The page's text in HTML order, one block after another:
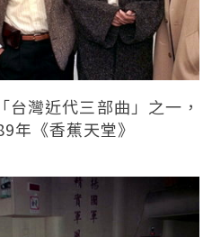
灣近代三部曲」之一，
年《香蕉天堂》